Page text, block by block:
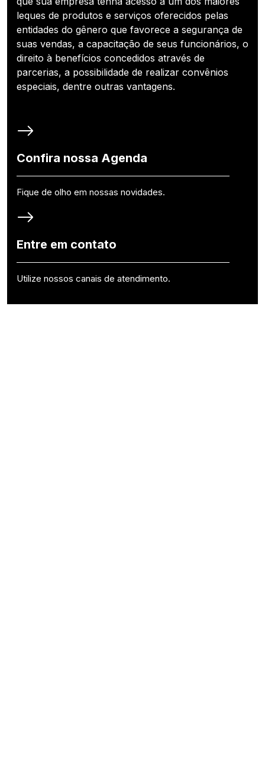
leques de produtos e serviços oferecidos pelas
entidades do gênero que favorece a segurança de
suas vendas, a capacitação de seus funcionários, o
direito à benefícios concedidos através de
parcerias, a possibilidade de realizar convênios
especiais, dentre outras vantagens.
Confira nossa Agenda
Fique de olho em nossas novidades.
Entre em contato
Utilize nossos canais de atendimento.